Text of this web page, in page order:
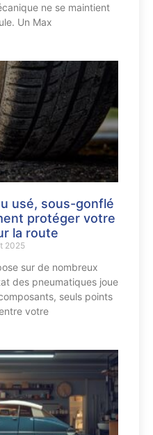
ne se maintient
Un Max
usé, sous-gonflé
protéger votre
la route
2025
sur de nombreux
des pneumatiques joue
seuls points
votre